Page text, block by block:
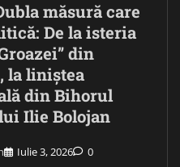
măsură care
De la isteria
din
la liniștea
din Bihorul
Ilie Bolojan
Iulie 3, 2026 0